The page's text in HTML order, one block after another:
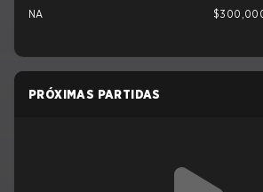
NA
PRÓXIMAS PARTIDAS